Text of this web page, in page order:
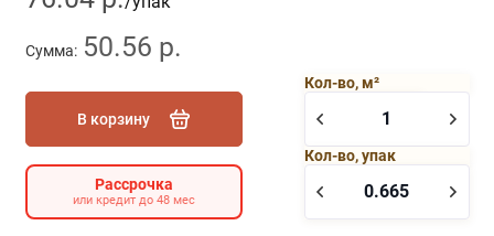
Сумма: 50.56 р.
В корзину
Кол-во, м²
Кол-во, упак
Рассрочка
или кредит до 48 мес